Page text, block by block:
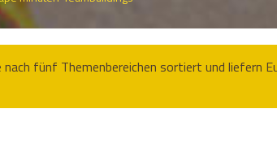
fünf Themenbereichen sortiert und liefern